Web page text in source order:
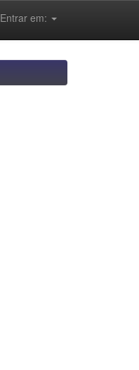
Entrar em: